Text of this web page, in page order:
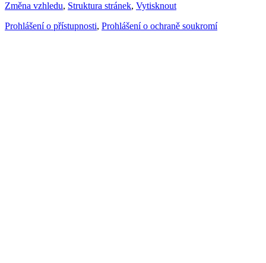
Změna vzhledu, Struktura stránek, Vytisknout
Prohlášení o přístupnosti, Prohlášení o ochraně soukromí